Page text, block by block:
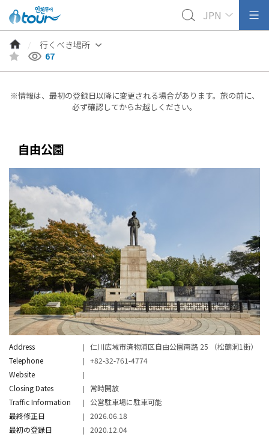
JPN
行くべき場所
67
※情報は、最初の登録日以降に変更される場合があります。旅の前に、
必ず確認してからお越しください。
自由公園
Address
仁川広域市済物浦区自由公園南路 25 （松鶴洞1街）
Telephone
+82-32-761-4774
Website
Closing Dates
常時開放
Traffic Information
公営駐車場に駐車可能
最終修正日
2026.06.18
最初の登録日
2020.12.04